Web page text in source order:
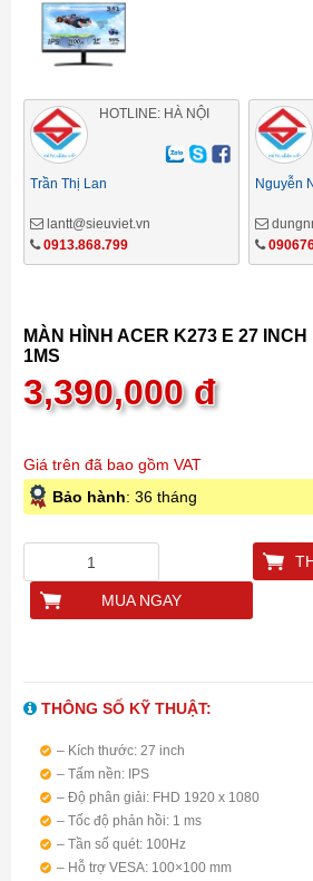
HOTLINE: HÀ NỘI
Trần Thị Lan
lantt@sieuviet.vn
0913.868.799
Nguyễn
MÀN HÌNH ACER K273 E 27
1MS
3,390,000đ
Giá trên đã bao gồm VAT
Bảo hành: 36 tháng
MUA NGAY
THÔNG SỐ KỸ THUẬT:
– Kích thước: 27 inch
– Tấm nền: IPS
– Độ phân giải: FHD 1920 x 1080
– Tốc độ phản hồi: 1 ms
– Tần số quét: 100Hz
– Hỗ trợ VESA: 100×100 mm